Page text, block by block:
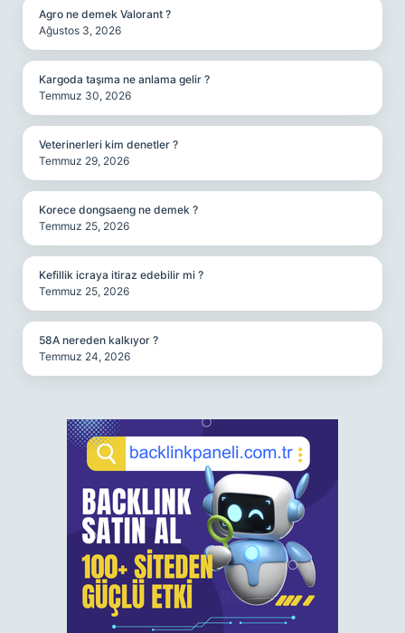
Agro ne demek Valorant ?
Ağustos 3, 2026
Kargoda taşıma ne anlama gelir ?
Temmuz 30, 2026
Veterinerleri kim denetler ?
Temmuz 29, 2026
Korece dongsaeng ne demek ?
Temmuz 25, 2026
Kefillik icraya itiraz edebilir mi ?
Temmuz 25, 2026
58A nereden kalkıyor ?
Temmuz 24, 2026